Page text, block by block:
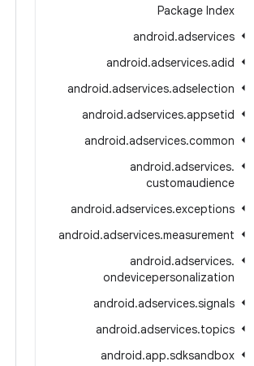
Package Index
android.adservices
android.adservices.adid
android.adservices.adselection
android.adservices.appsetid
android.adservices.common
android.adservices.
customaudience
android.adservices.exceptions
android.adservices.measurement
android.adservices.
ondevicepersonalization
android.adservices.signals
android.adservices.topics
android.app.sdksandbox